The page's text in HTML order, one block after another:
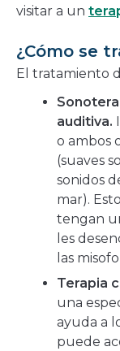
visitar a un
¿Cómo se
El tratamiento
auditiva.
o ambos
(suaves
sonidos
mar).
tengan
les
las
Terapia
una
ayuda a
puede